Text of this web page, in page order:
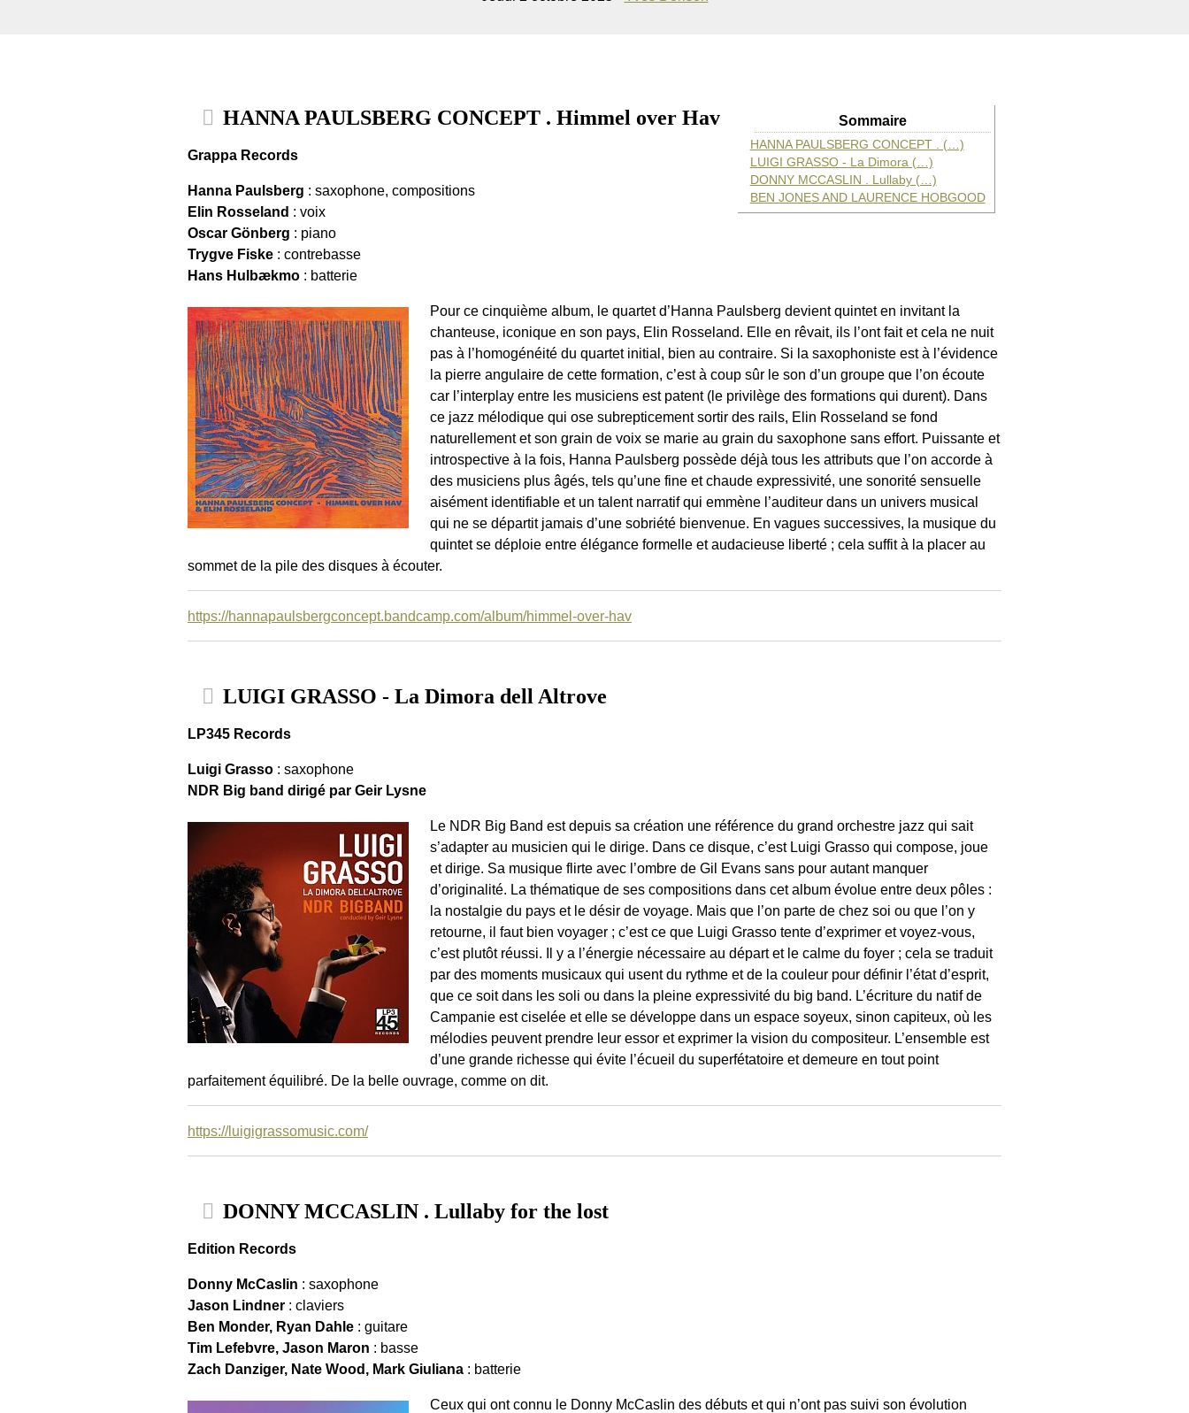
Sommaire
HANNA PAULSBERG CONCEPT . (…)
LUIGI GRASSO - La Dimora (…)
DONNY MCCASLIN . Lullaby (…)
BEN JONES AND LAURENCE HOBGOOD
HANNA PAULSBERG CONCEPT . Himmel over Hav
Grappa Records
Hanna Paulsberg : saxophone, compositions
Elin Rosseland : voix
Oscar Gönberg : piano
Trygve Fiske : contrebasse
Hans Hulbækmo : batterie
Pour ce cinquième album, le quartet d’Hanna Paulsberg devient quintet en invitant la
chanteuse, iconique en son pays, Elin Rosseland. Elle en rêvait, ils l’ont fait et cela ne nuit
pas à l’homogénéité du quartet initial, bien au contraire. Si la saxophoniste est à l’évidence
la pierre angulaire de cette formation, c’est à coup sûr le son d’un groupe que l’on écoute
car l’interplay entre les musiciens est patent (le privilège des formations qui durent). Dans
ce jazz mélodique qui ose subrepticement sortir des rails, Elin Rosseland se fond
naturellement et son grain de voix se marie au grain du saxophone sans effort. Puissante et
introspective à la fois, Hanna Paulsberg possède déjà tous les attributs que l’on accorde à
des musiciens plus âgés, tels qu’une fine et chaude expressivité, une sonorité sensuelle
aisément identifiable et un talent narratif qui emmène l’auditeur dans un univers musical
qui ne se départit jamais d’une sobriété bienvenue. En vagues successives, la musique du
quintet se déploie entre élégance formelle et audacieuse liberté ; cela suffit à la placer au
sommet de la pile des disques à écouter.
https://hannapaulsbergconcept.bandcamp.com/album/himmel-over-hav
LUIGI GRASSO - La Dimora dell Altrove
LP345 Records
Luigi Grasso : saxophone
NDR Big band dirigé par Geir Lysne
Le NDR Big Band est depuis sa création une référence du grand orchestre jazz qui sait
s’adapter au musicien qui le dirige. Dans ce disque, c’est Luigi Grasso qui compose, joue
et dirige. Sa musique flirte avec l’ombre de Gil Evans sans pour autant manquer
d’originalité. La thématique de ses compositions dans cet album évolue entre deux pôles :
la nostalgie du pays et le désir de voyage. Mais que l’on parte de chez soi ou que l’on y
retourne, il faut bien voyager ; c’est ce que Luigi Grasso tente d’exprimer et voyez-vous,
c’est plutôt réussi. Il y a l’énergie nécessaire au départ et le calme du foyer ; cela se traduit
par des moments musicaux qui usent du rythme et de la couleur pour définir l’état d’esprit,
que ce soit dans les soli ou dans la pleine expressivité du big band. L’écriture du natif de
Campanie est ciselée et elle se développe dans un espace soyeux, sinon capiteux, où les
mélodies peuvent prendre leur essor et exprimer la vision du compositeur. L’ensemble est
d’une grande richesse qui évite l’écueil du superfétatoire et demeure en tout point
parfaitement équilibré. De la belle ouvrage, comme on dit.
https://luigigrassomusic.com/
DONNY MCCASLIN . Lullaby for the lost
Edition Records
Donny McCaslin : saxophone
Jason Lindner : claviers
Ben Monder, Ryan Dahle : guitare
Tim Lefebvre, Jason Maron : basse
Zach Danziger, Nate Wood, Mark Giuliana : batterie
Ceux qui ont connu le Donny McCaslin des débuts et qui n’ont pas suivi son évolution